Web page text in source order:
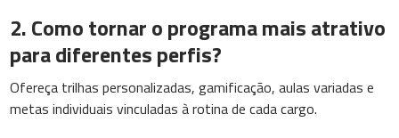
2. Como tornar o programa mais atrativo
para diferentes perfis?
Ofereça trilhas personalizadas, gamificação, aulas variadas e
metas individuais vinculadas à rotina de cada cargo.